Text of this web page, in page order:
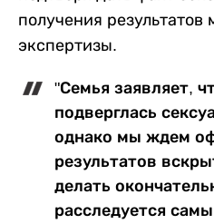
получения результатов
экспертизы.
"Семья заявляет,
подверглась
однако мы ждем
результатов
делать
расследуется